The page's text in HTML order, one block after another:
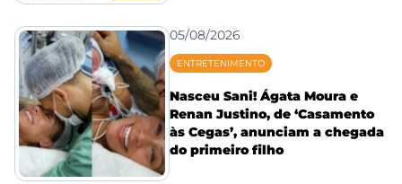
05/08/2026
ENTRETENIMENTO
Nasceu Sani! Ágata Moura e
Renan Justino, de ‘Casamento
às Cegas’, anunciam a chegada
do primeiro filho